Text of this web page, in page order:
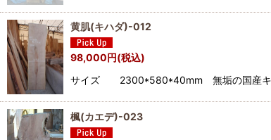
黄肌(キハダ)-012
98,000円(税込)
サイズ 2300*580*40mm 無垢の国産キ
楓(カエデ)-023